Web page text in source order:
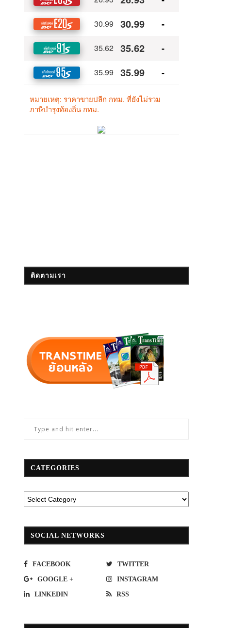
แคมเปญฯพิเศษ 49,999 บาท กับการ
โปรฯตั๋วเริ่มต้น 666 บาท
ติดตามเรา
CATEGORIES
SOCIAL NETWORKS
FACEBOOK TWITTER
GOOGLE + INSTAGRAM
LINKEDIN RSS